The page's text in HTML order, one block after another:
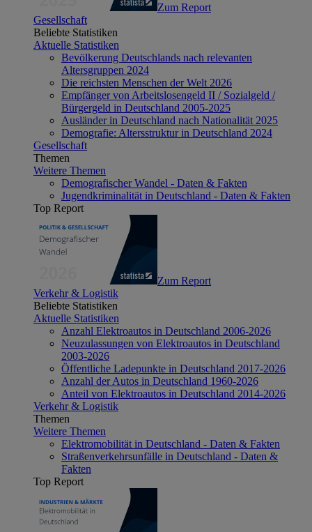
Zum Report
Gesellschaft
Beliebte Statistiken
Aktuelle Statistiken
Bevölkerung Deutschlands nach relevanten
Altersgruppen 2024
Die reichsten Menschen der Welt 2026
Empfänger von Arbeitslosengeld II / Sozialgeld /
Bürgergeld in Deutschland 2005-2025
Ausländer in Deutschland nach Nationalität 2025
Demografie: Altersstruktur in Deutschland 2024
Gesellschaft
Themen
Weitere Themen
Demografischer Wandel - Daten & Fakten
Jugendkriminalität in Deutschland - Daten & Fakten
Top Report
Zum Report
Verkehr & Logistik
Beliebte Statistiken
Aktuelle Statistiken
Anzahl Elektroautos in Deutschland 2006-2026
Neuzulassungen von Elektroautos in Deutschland
2003-2026
Öffentliche Ladepunkte in Deutschland 2017-2026
Anzahl der Autos in Deutschland 1960-2026
Anteil von Elektroautos in Deutschland 2014-2026
Verkehr & Logistik
Themen
Weitere Themen
Elektromobilität in Deutschland - Daten & Fakten
Straßenverkehrsunfälle in Deutschland - Daten &
Fakten
Top Report